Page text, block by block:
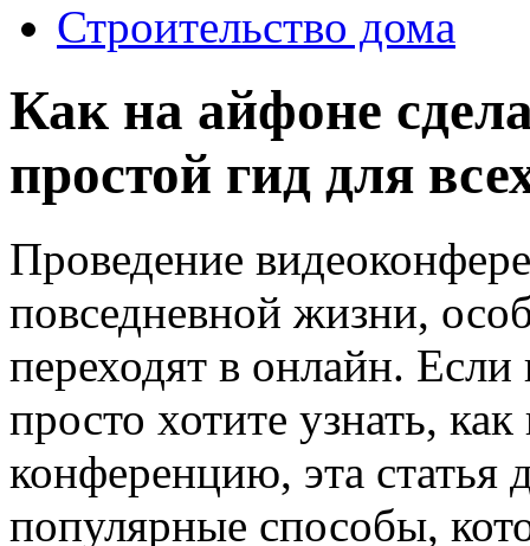
Строительство дома
Как на айфоне
простой гид для
Проведение
повседневной жизни,
переходят в онлайн.
просто хотите узнать,
конференцию, эта
популярные способы,